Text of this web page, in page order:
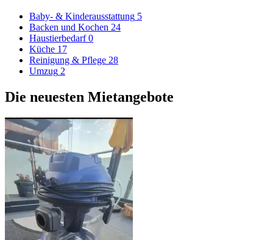
Baby- & Kinderausstattung 5
Backen und Kochen 24
Haustierbedarf 0
Küche 17
Reinigung & Pflege 28
Umzug 2
Die neuesten Mietangebote